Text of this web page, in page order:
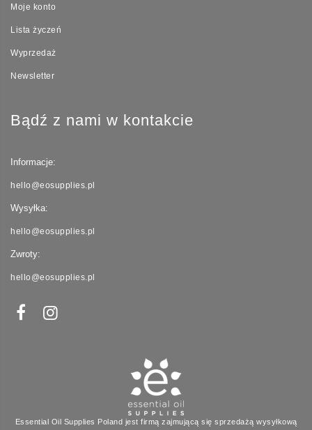
Moje konto
Lista życzeń
Wyprzedaż
Newsletter
Bądź z nami w kontakcie
Informacje:
hello@eosupplies.pl
Wysyłka:
hello@eosupplies.pl
Zwroty:
hello@eosupplies.pl
Essential Oil Supplies Poland jest firmą zajmującą się sprzedażą wysyłkową